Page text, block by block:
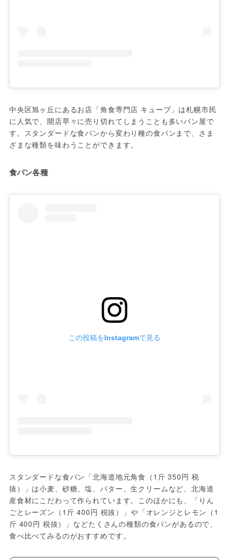
中央区旭ヶ丘にあるお店「角食専門店 キューブ」は札幌市民
に人気で、開店早々に売り切れてしまうことも多いパン屋で
す。スタンダードな食パンから変わり種の食パンまで、さま
ざまな種類を味わうことができます。
食パン各種
この投稿をInstagramで見る
スタンダードな食パン「北海道地元角食（1斤 350円 税
抜）」は小麦、砂糖、塩、バター、生クリームなど、北海道
産食材にこだわって作られています。このほかにも、「りん
ごとレーズン（1斤 400円 税抜）」や「オレンジとレモン（1
斤 400円 税抜）」などたくさんの種類の食パンがあるので、
食べ比べてみるのがおすすめです。